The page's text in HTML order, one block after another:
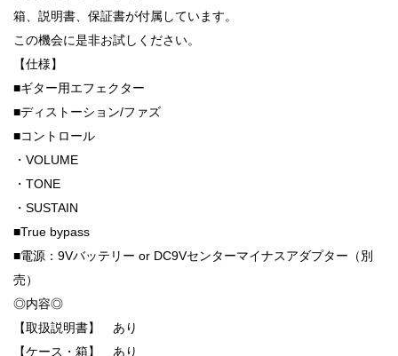
箱、説明書、保証書が付属しています。
この機会に是非お試しください。
【仕様】
■ギター用エフェクター
■ディストーション/ファズ
■コントロール
・VOLUME
・TONE
・SUSTAIN
■True bypass
■電源：9Vバッテリー or DC9Vセンターマイナスアダプター（別
売）
◎内容◎
【取扱説明書】 あり
【ケース・箱】 あり